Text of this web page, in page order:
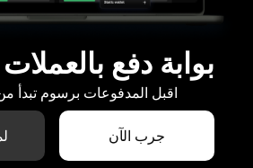
بوابة دفع
اقبل المدفوعات برسوم تبدأ من 0.4%
جرب الآن